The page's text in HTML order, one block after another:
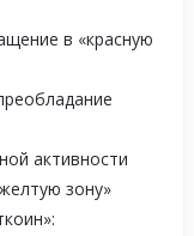
в «красную
активности
зону»